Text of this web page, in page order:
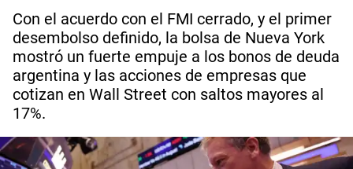
Con el acuerdo con el FMI cerrado, y el primer
desembolso definido, la bolsa de Nueva York
mostró un fuerte empuje a los bonos de deuda
argentina y las acciones de empresas que
cotizan en Wall Street con saltos mayores al
17%.